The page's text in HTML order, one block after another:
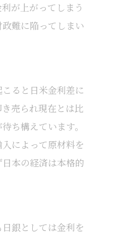
が上がってしまう
難に陥ってしまい
ると日米金利差に
売られ現在とは比
ち構えています。
によって原材料を
本の経済は本格的
銀としては金利を